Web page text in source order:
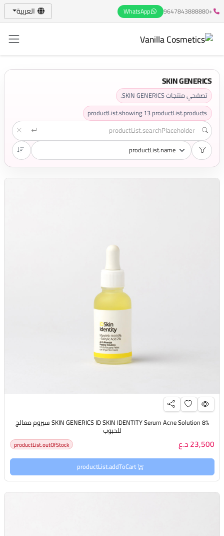
+9647843888880
WhatsApp العربية
SKIN GENERICS
تصفحي منتجات SKIN GENERICS.
productList.showing13productList.products
SKIN GENERICS ID SKIN IDENTITY Serum Acne Solution 8% سيروم معالج
للحبوب
23,500 د.ع productList.outOfStock
productList.addToCart